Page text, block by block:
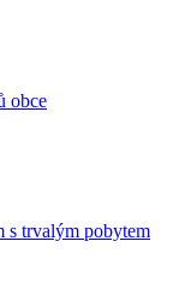
obce
s trvalým pobytem